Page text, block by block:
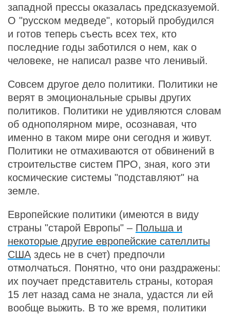
западной прессы оказалась предсказуемой.
О "русском медведе", который пробудился
и готов теперь съесть всех тех, кто
последние годы заботился о нем, как о
человеке, не написал разве что ленивый.
Совсем другое дело политики. Политики не
верят в эмоциональные срывы других
политиков. Политики не удивляются словам
об однополярном мире, осознавая, что
именно в таком мире они сегодня и живут.
Политики не отмахиваются от обвинений в
строительстве систем ПРО, зная, кого эти
космические системы "подставляют" на
земле.
Европейские политики (имеются в виду
страны "старой Европы" – Польша и
некоторые другие европейские сателлиты
США здесь не в счет) предпочли
отмолчаться. Понятно, что они раздражены:
их поучает представитель страны, которая
15 лет назад сама не знала, удастся ли ей
вообще выжить. В то же время, политики